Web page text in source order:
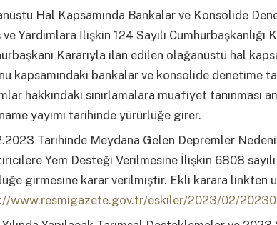
Hal Kapsamında Bankalar ve Konsolide
ve Yardımlara İlişkin 124 Sayılı Cumhurbaşkanlığı
Kararıyla ilan edilen olağanüstü hal
kapsamındaki bankalar ve konsolide denetime
hakkındaki sınırlamalara muafiyet tanınması
yayımı tarihinde yürürlüğe girer.
Tarihinde Meydana Gelen Depremler
Yem Desteği Verilmesine İlişkin 6808
girmesine karar verilmiştir. Ekli karara linkten
www.resmigazete.gov.tr/eskiler/2023/02/